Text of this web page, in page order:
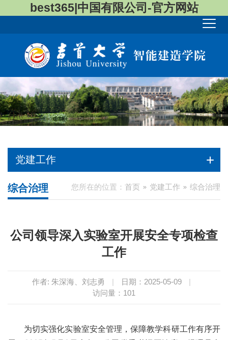
best365|中国有限公司-官方网站
党建工作
您所在的位置： 首页 党建工作 综合治理
综合治理
公司领导深入实验室开展安全专项检查
工作
作者: 朱深海、刘志勇 | 日期：2025-05-09
|
访问量： 101
为切实强化实验室安全管理，保障教学科研工作有序开